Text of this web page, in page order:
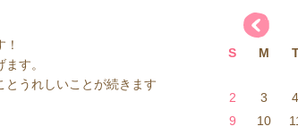
す。
とうれしいことが続きます
S M
2
3 4
9
10